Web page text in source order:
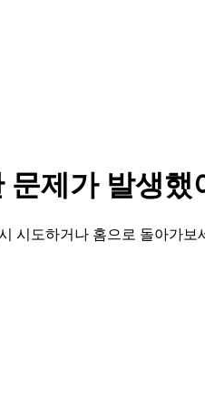
문제가 발생했
시도하거나 홈으로 돌아가보